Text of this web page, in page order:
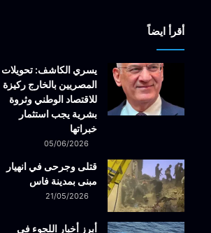
أقرأ ايضاً
يسري الكاشف: تحويلات
المصريين بالخارج ركيزة
للاقتصاد الوطني وثروة
بشرية يجب استثمار
خبراتها
05/06/2026
قتلى وجرحى في انهيار
مبنى بمدينة فاس
21/05/2026
أبرز أخبار اللجوء في